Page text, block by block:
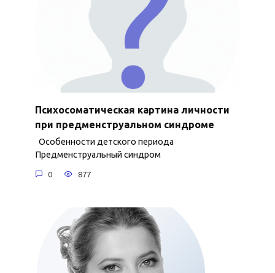
Психосоматическая картина личности
при предменструальном синдроме
Особенности детского периода
Предменструальный синдром
0 877